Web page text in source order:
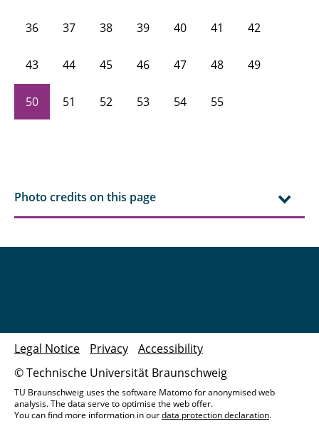
36 37 38 39 40 41 42
43 44 45 46 47 48 49
50 51 52 53 54 55
Photo credits on this page
© Technische Universität Braunschweig
Legal Notice Privacy Accessibility
TU Braunschweig uses the software Matomo for anonymised web
analysis. The data serve to optimise the web offer.
You can find more information in ourdata protection declaration.